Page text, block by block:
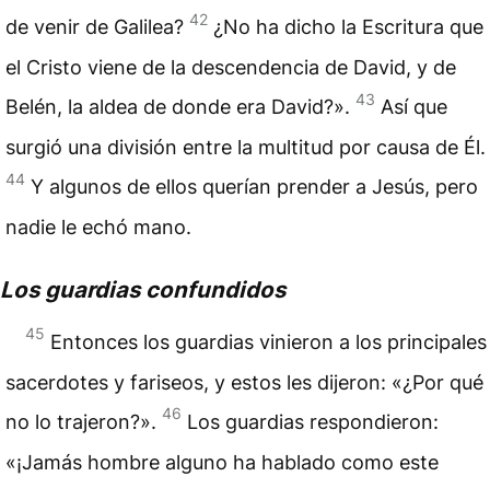
de venir de Galilea? 42 ¿No ha dicho la Escritura que
el Cristo viene de la descendencia de David, y de
Belén, la aldea de donde era David?». 43 Así que
surgió una división entre la multitud por causa de Él.
44 Y algunos de ellos querían prender a Jesús, pero
nadie le echó mano.
Los guardias confundidos
45 Entonces los guardias vinieron a los principales
sacerdotes y fariseos, y estos les dijeron: «¿Por qué
no lo trajeron?». 46 Los guardias respondieron:
«¡Jamás hombre alguno ha hablado como este